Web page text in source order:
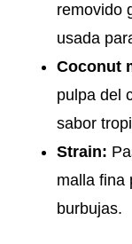
removido
usada
Coconut
pulpa del
sabor
Strain:
malla fina
burbujas.